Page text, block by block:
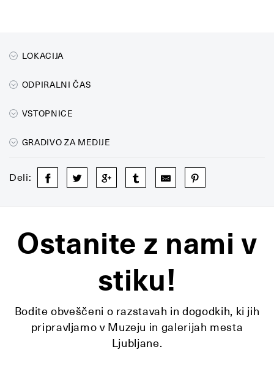
LOKACIJA
ODPIRALNI ČAS
VSTOPNICE
GRADIVO ZA MEDIJE
Deli:
Ostanite z nami v
stiku!
Bodite obveščeni o razstavah in dogodkih, ki jih
pripravljamo v Muzeju in galerijah mesta
Ljubljane.